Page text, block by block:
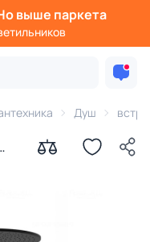
выше паркета
Душ